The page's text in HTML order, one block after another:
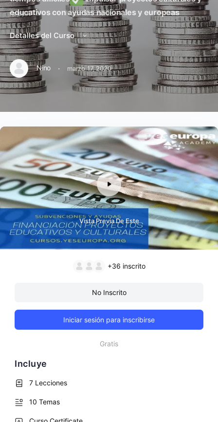
educativos con ayudas nacionales y europeas
Detalles del Curso
Nino · marzo 17, 2020
Vista Previa De Este
+36 inscrito
No Inscrito
Iniciar sesión para inscribirse
Gratis
Incluye
7 Lecciones
10 Temas